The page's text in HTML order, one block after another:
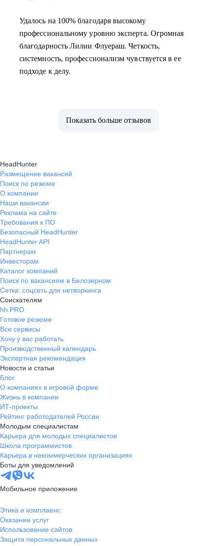
Удалось на 100% благодаря высокому
профессиональному уровню эксперта. Огромная
благодарность Лилии Флуераш. Четкость,
системность, профессионализм чувствуется в ее
подходе к делу.
Показать больше отзывов
HeadHunter
Размещение вакансий
Поиск по резюме
О компании
Наши вакансии
Реклама на сайте
Требования к ПО
Безопасный HeadHunter
HeadHunter API
Партнерам
Инвесторам
Каталог компаний
Поиск по вакансиям в Белозерном
Сетка: соцсеть для нетворкинга
Соискателям
hh PRO
Готовое резюме
Все сервисы
Хочу у вас работать
Производственный календарь
Экспертная рекомендация
Новости и статьи
Блог
О компаниях в игровой форме
Жизнь в компании
ИТ-проекты
Рейтинг работодателей России
Молодым специалистам
Карьера для молодых специалистов
Школа программистов
Карьера в некоммерческих организациях
Боты для уведомлений
Мобильное приложение
Этика и комплаенс
Оказание услуг
Использование сайтов
Защита персональных данных